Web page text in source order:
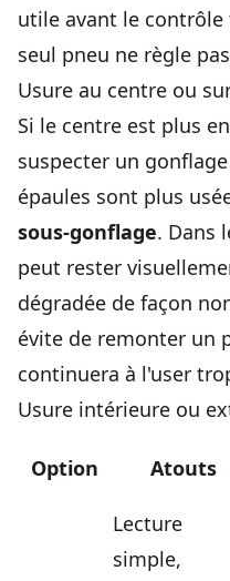
utile avant le contrôle
seul pneu ne règle
Usure au centre ou
Si le centre est plus
suspecter un
épaules sont plus
sous-gonflage. Dans
peut rester
dégradée de façon
évite de remonter un
continuera à l'user
Usure intérieure ou
Option Atouts
Lecture
simple,